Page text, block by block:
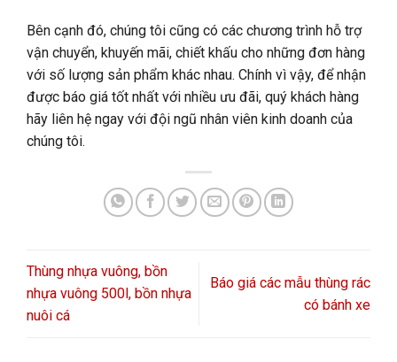
Bên cạnh đó, chúng tôi cũng có các chương trình hỗ trợ
vận chuyển, khuyến mãi, chiết khấu cho những đơn hàng
với số lượng sản phẩm khác nhau. Chính vì vậy, để nhận
được báo giá tốt nhất với nhiều ưu đãi, quý khách hàng
hãy liên hệ ngay với đội ngũ nhân viên kinh doanh của
chúng tôi.
Thùng nhựa vuông, bồn
nhựa vuông 500l, bồn nhựa
nuôi cá
Báo giá các mẫu thùng rác
có bánh xe